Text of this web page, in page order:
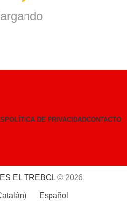
POLÍTICA DE PRIVACIDADCONTACTO
EL TREBOL© 2026
) Español